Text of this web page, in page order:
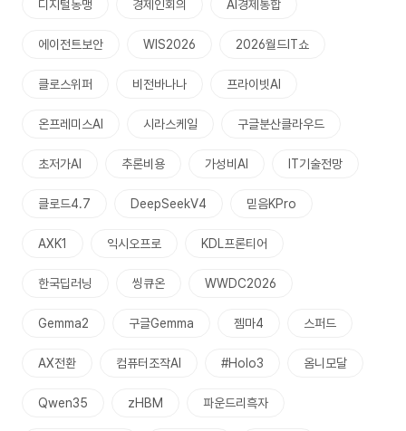
디지털동맹 경제인회의 AI경제통합
에이전트보안 WIS2026 2026월드IT쇼
클로스위퍼 비전바나나 프라이빗AI
온프레미스AI 시라스케일 구글분산클라우드
초저가AI 추론비용 가성비AI IT기술전망
클로드4.7 DeepSeekV4 믿음KPro
AXK1 익시오프로 KDL프론티어
한국딥러닝 씽큐온 WWDC2026
Gemma2 구글Gemma 젬마4 스퍼드
AX전환 컴퓨터조작AI #Holo3 옴니모달
Qwen35 zHBM 파운드리흑자